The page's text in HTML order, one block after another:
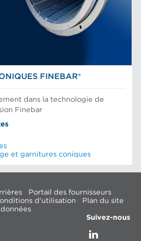
FINEBAR®
dans la technologie de
Finebar
et garnitures coniques
Portail des fournisseurs
d'utilisation
Plan du site
Suivez-nous